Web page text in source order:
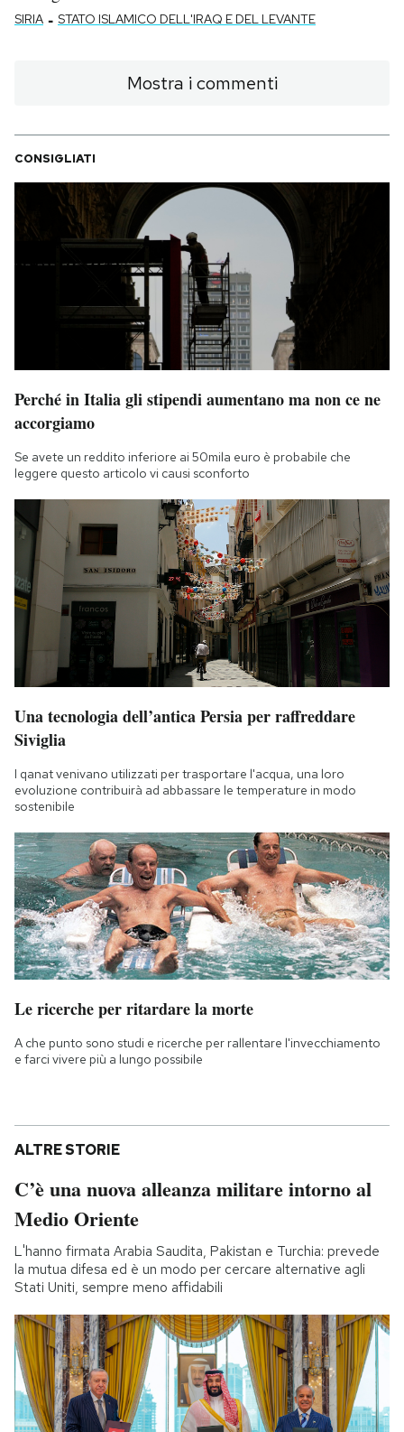
SIRIA - STATO ISLAMICO DELL'IRAQ E DEL LEVANTE
Mostra i commenti
CONSIGLIATI
Perché in Italia gli stipendi aumentano ma non ce ne
accorgiamo
Se avete un reddito inferiore ai 50mila euro è probabile che
leggere questo articolo vi causi sconforto
Una tecnologia dell’antica Persia per raffreddare
Siviglia
I qanat venivano utilizzati per trasportare l'acqua, una loro
evoluzione contribuirà ad abbassare le temperature in modo
sostenibile
Le ricerche per ritardare la morte
A che punto sono studi e ricerche per rallentare l'invecchiamento
e farci vivere più a lungo possibile
ALTRE STORIE
C’è una nuova alleanza militare intorno al
Medio Oriente
L'hanno firmata Arabia Saudita, Pakistan e Turchia: prevede
la mutua difesa ed è un modo per cercare alternative agli
Stati Uniti, sempre meno affidabili